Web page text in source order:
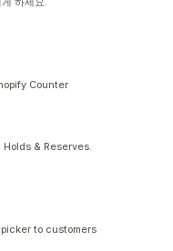
Counter
& Reserves.
to customers